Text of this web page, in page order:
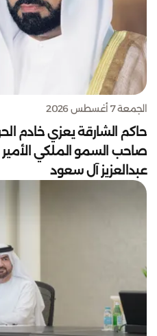
الجمعة 7 أغسطس 2026
حاكم الشارقة يعزي خادم
صاحب السمو الملكي
عبدالعزيز آل سعود